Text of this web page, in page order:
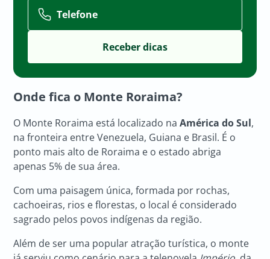
Telefone
Onde fica o Monte Roraima?
O Monte Roraima está localizado naAmérica do Sul,
na fronteira entre Venezuela, Guiana e Brasil. É o
ponto mais alto de Roraima e o estado abriga
apenas 5% de sua área.
Com uma paisagem única, formada por rochas,
cachoeiras, rios e florestas, o local é considerado
sagrado pelos povos indígenas da região.
Além de ser uma popular atração turística, o monte